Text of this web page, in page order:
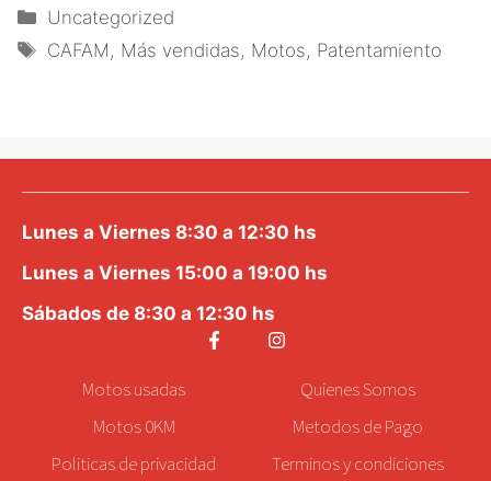
Categorías
Uncategorized
Etiquetas
CAFAM , Más vendidas, Motos, Patentamiento
Lunes a Viernes 8:30 a 12:30 hs
Lunes a Viernes 15:00 a 19:00 hs
Sábados de 8:30 a 12:30 hs
Motosusadas
Motos 0KM
Politicas de privacidad
Quienes Somos
Metodos de Pago
Terminos y condiciones